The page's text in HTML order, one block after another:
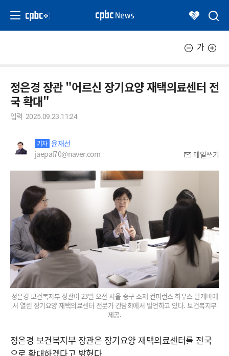
가
정은경 장관 "어르신 장기요양 재택의료센터 전
국 확대"
입력 2025.09.23.11:24
기자 윤재선
jaepal70@naver.com
메일쓰기
정은경 보건복지부 장관이 23일 오전 서울 중구 소재 컨퍼런스 하우스 달개비에
서 열린 장기요양 재택의료센터 전문가 간담회에서 발언하고 있다. 보건복지부
제공.
정은경 보건복지부 장관은 장기요양 재택의료센터를 전국
으로 확대하겠다고 밝혔다.